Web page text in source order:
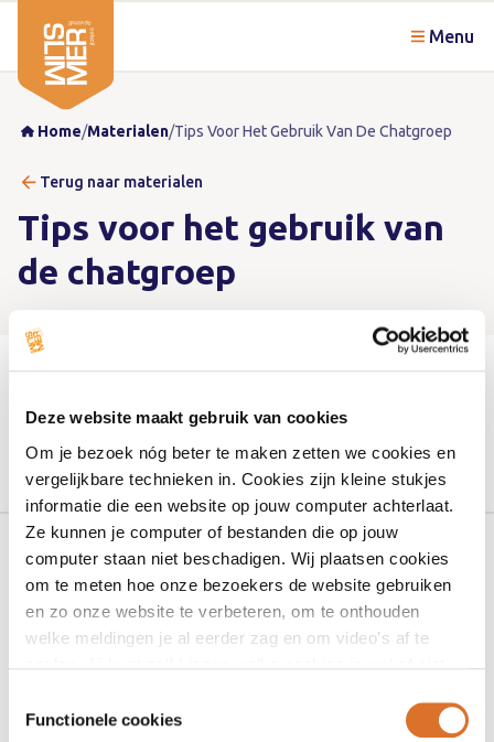
Deze website maakt gebruik van cookies
Om je bezoek nóg beter te maken zetten we cookies en
vergelijkbare technieken in. Cookies zijn kleine stukjes
informatie die een website op jouw computer achterlaat.
Ze kunnen je computer of bestanden die op jouw
computer staan niet beschadigen. Wij plaatsen cookies
om te meten hoe onze bezoekers de website gebruiken
en zo onze website te verbeteren, om te onthouden
welke meldingen je al eerder zag en om video’s af te
Functionele cookies
Menu
Home/Materialen/Tips Voor Het Gebruik Van De Chatgroep
Terug naar materialen
Tips voor het gebruik van
de chatgroep
Adres
Rijksstraatweg 65
Contactgegevens